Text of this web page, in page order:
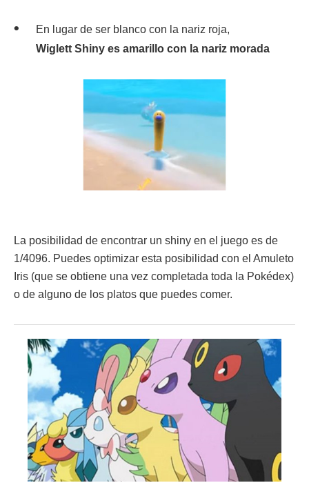
En lugar de ser blanco con la nariz roja,
Wiglett Shiny es amarillo con la nariz morada
La posibilidad de encontrar un shiny en el juego es de
1/4096. Puedes optimizar esta posibilidad con el Amuleto
Iris (que se obtiene una vez completada toda la Pokédex)
o de alguno de los platos que puedes comer.